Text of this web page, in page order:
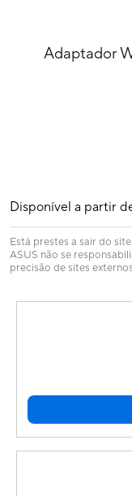
Adaptador
Disponível a partir
Está prestes a sair do
ASUS não se
precisão de sites